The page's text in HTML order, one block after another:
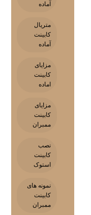
آماده
متریال
کابینت
آماده
مزایای
کابینت
اماده
مزایای
کابینت
ممبران
نصب
کابینت
استوک
نمونه های
کابینت
ممبران